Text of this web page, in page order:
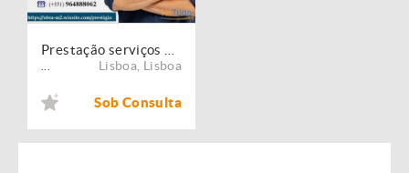
Lisboa Lisboa
Sob Consulta